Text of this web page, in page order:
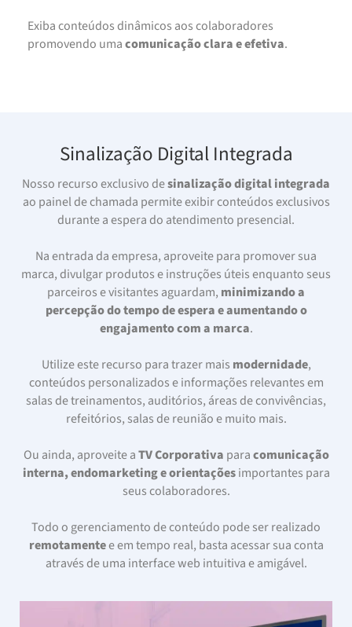
Exiba conteúdos dinâmicos aos colaboradores
promovendo umacomunicação clara e efetiva.
Sinalização Digital Integrada
Nosso recurso exclusivo desinalização digital integrada
ao painel de chamada permite exibir conteúdos exclusivos
durante a espera do atendimento presencial.
Na entrada da empresa, aproveite para promover sua
marca, divulgar produtos e instruções úteis enquanto seus
parceiros e visitantes aguardam, minimizando a
percepção do tempo de espera e aumentando o
engajamento com a marca.
Utilize este recurso para trazer mais modernidade,
conteúdos personalizados e informações relevantes em
salas de treinamentos, auditórios, áreas de convivências,
refeitórios, salas de reunião e muito mais.
Ou ainda, aproveite aTV Corporativa paracomunicação
interna, endomarketing e orientaçõesimportantes para
seus colaboradores.
Todo o gerenciamento de conteúdo pode ser realizado
remotamentee em tempo real, basta acessar sua conta
através de uma interface web intuitiva e amigável.